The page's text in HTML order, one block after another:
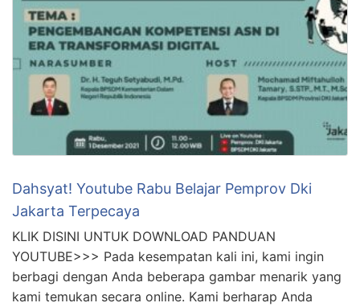
Dahsyat! Youtube Rabu Belajar Pemprov Dki
Jakarta Terpecaya
KLIK DISINI UNTUK DOWNLOAD PANDUAN
YOUTUBE>>> Pada kesempatan kali ini, kami ingin
berbagi dengan Anda beberapa gambar menarik yang
kami temukan secara online. Kami berharap Anda